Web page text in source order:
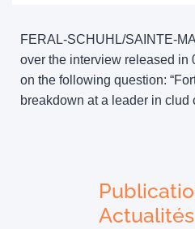
FERAL-SCHUHL/SAINTE-
over the interview released in
on the following question:
breakdown at a leader in clud
Actualités